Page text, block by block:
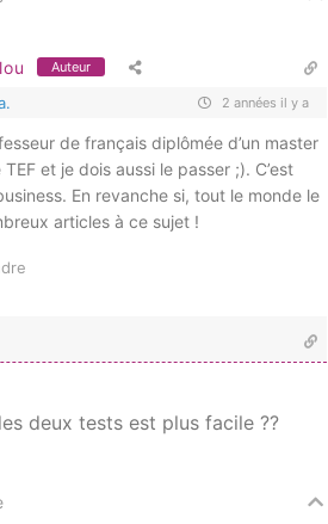
Auteur
2 années il y a
de français diplômée d’un master
et je dois aussi le passer ;). C’est
En revanche si, tout le monde le
articles à ce sujet !
deux tests est plus facile ??